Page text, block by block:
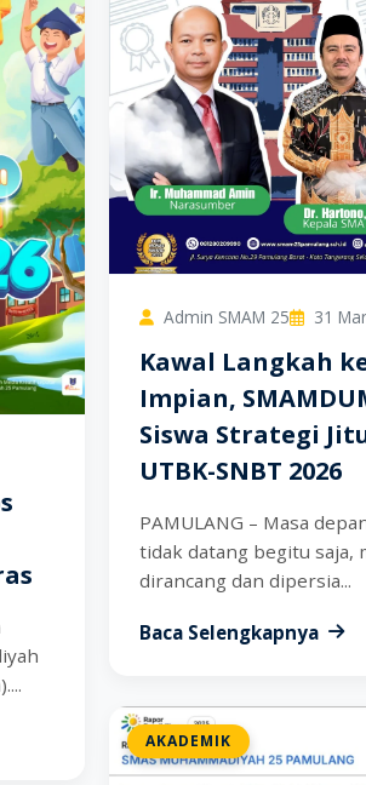
Admin SMAM 25 31
Kawal Langkah
Impian,
Siswa Strategi
UTBK-SNBT 2026
PAMULANG – Masa
tidak datang begitu saja,
dirancang dan dipersia...
Baca Selengkapnya
AKADEMIK